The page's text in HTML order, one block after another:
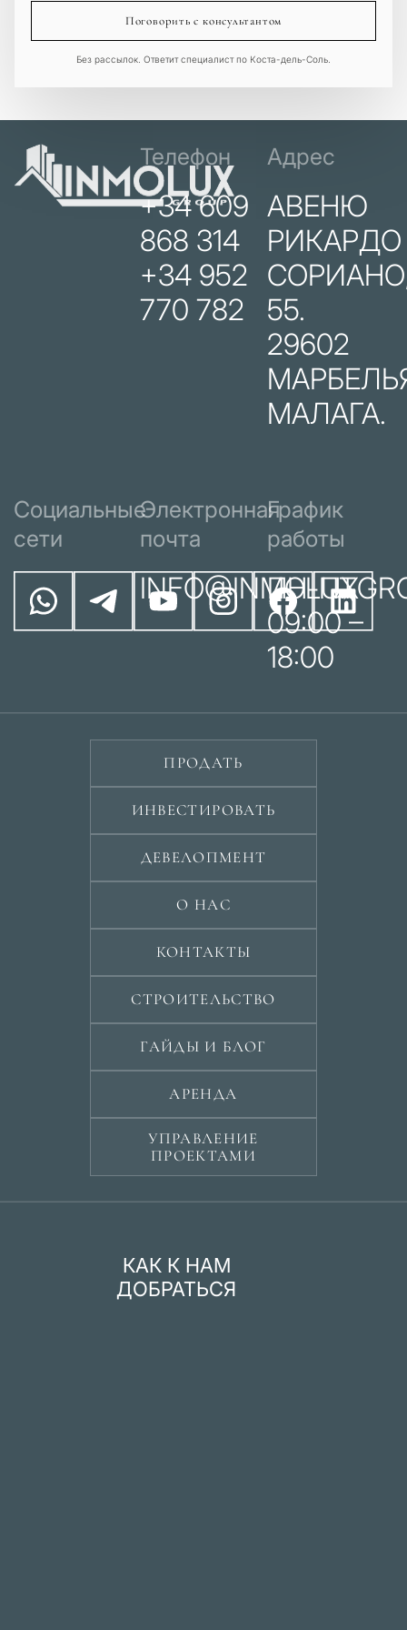
Поговорить с консультантом
Без рассылок. Ответит специалист по Коста-дель-Соль.
Телефон
+34 609
868 314
+34 952
770 782
Адрес
АВЕНЮ
РИКАРДО
55.
29602
МАЛАГА.
Социальные
сети
Электронная
почта
График
работы
ПН-ПТ
09:00 –
18:00
ПРОДАТЬ
ИНВЕСТИРОВАТЬ
ДЕВЕЛОПМЕНТ
О НАС
КОНТАКТЫ
СТРОИТЕЛЬСТВО
ГАЙДЫ И БЛОГ
АРЕНДА
УПРАВЛЕНИЕ
ПРОЕКТАМИ
КАК К НАМ
ДОБРАТЬСЯ